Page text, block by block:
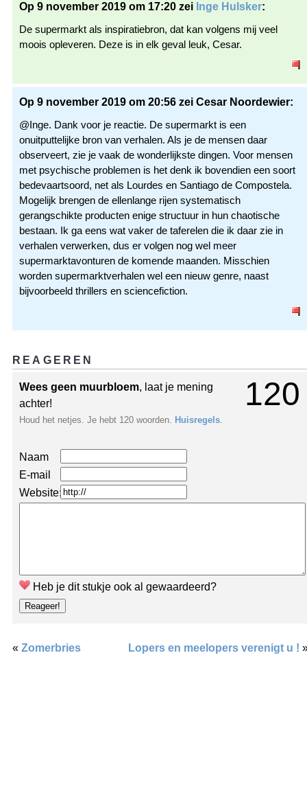
Op 9 november 2019 om 17:20 zei Inge Hulsker:
De supermarkt als inspiratiebron, dat kan volgens mij veel
moois opleveren. Deze is in elk geval leuk, Cesar.
Op 9 november 2019 om 20:56 zei Cesar Noordewier:
@Inge. Dank voor je reactie. De supermarkt is een
onuitputtelijke bron van verhalen. Als je de mensen daar
observeert, zie je vaak de wonderlijkste dingen. Voor mensen
met psychische problemen is het denk ik bovendien een soort
bedevaartsoord, net als Lourdes en Santiago de Compostela.
Mogelijk brengen de ellenlange rijen systematisch
gerangschikte producten enige structuur in hun chaotische
bestaan. Ik ga eens wat vaker de taferelen die ik daar zie in
verhalen verwerken, dus er volgen nog wel meer
supermarktavonturen de komende maanden. Misschien
worden supermarktverhalen wel een nieuw genre, naast
bijvoorbeeld thrillers en sciencefiction.
REAGEREN
120
Wees geen muurbloem, laat je mening
achter!
Houd het netjes. Je hebt 120 woorden. Huisregels
Naam
E-mail
Website:
Heb je dit stukje ook al gewaardeerd?
« Zomerbries Lopers en meelopers verenigt u !